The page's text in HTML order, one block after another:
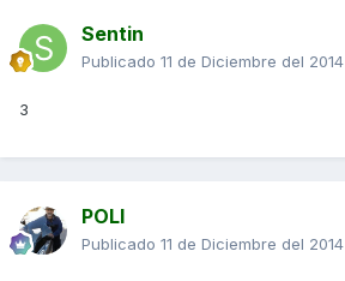
Sentin
Publicado 11 de Diciembre del 2014
3
POLI
Publicado 11 de Diciembre del 2014